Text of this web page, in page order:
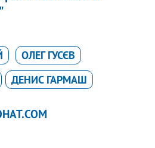
ОЛЕГ ГУСЄВ
ДЕНИС ГАРМАШ